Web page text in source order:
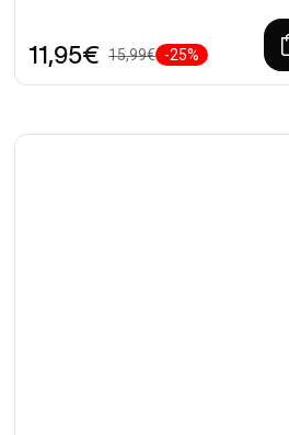
11,95€ 15,99€ -25%